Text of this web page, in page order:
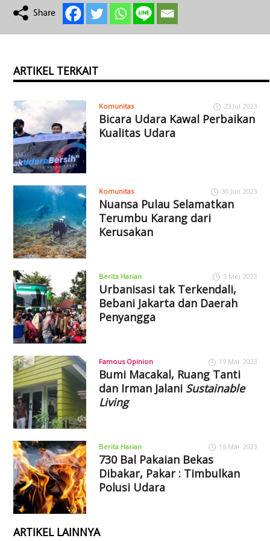
ARTIKEL TERKAIT
Komunitas 23 Jul 2023
Bicara Udara Kawal Perbaikan
Kualitas Udara
Komunitas 30 Jun 2023
Nuansa Pulau Selamatkan
Terumbu Karang dari
Kerusakan
Berita Harian 5 Mei 2023
Urbanisasi tak Terkendali,
Bebani Jakarta dan Daerah
Penyangga
Famous Opinion 19 Mar 2023
Bumi Macakal, Ruang Tanti
dan Irman Jalani Sustainable
Living
Berita Harian 18 Mar 2023
730 Bal Pakaian Bekas
Dibakar, Pakar : Timbulkan
Polusi Udara
ARTIKEL LAINNYA